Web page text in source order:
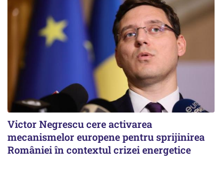
Victor Negrescu cere activarea
mecanismelor europene pentru sprijinirea
României în contextul crizei energetice